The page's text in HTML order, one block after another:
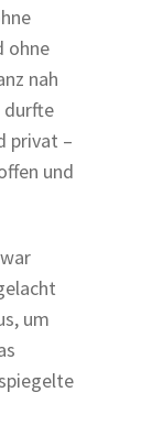
ohne
nah
durfte
privat –
und
um